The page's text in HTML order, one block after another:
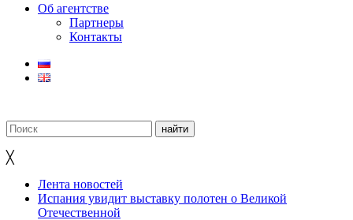
Об агентстве
Партнеры
Контакты
╳
Лента новостей
Испания увидит выставку полотен о Великой
Отечественной